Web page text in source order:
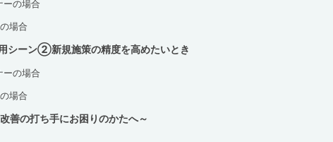
ーの場合
場合
シーン②新規施策の精度を高めたいとき
ーの場合
場合
善の打ち手にお困りのかたへ～